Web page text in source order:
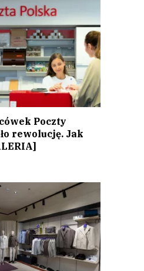
Poczty
rewolucję. Jak